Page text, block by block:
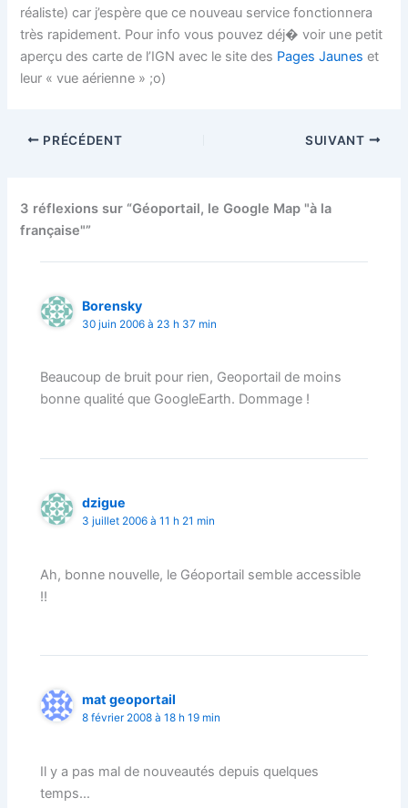
réaliste) car j’espère que ce nouveau service fonctionnera
très rapidement. Pour info vous pouvez déj� voir une petit
aperçu des carte de l’IGN avec le site des Pages Jaunes et
leur « vue aérienne » ;o)
PRÉCÉDENT SUIVANT
3 réflexions sur “Géoportail, le Google Map "à la
française"”
Borensky
30 juin 2006 à 23 h 37 min
Beaucoup de bruit pour rien, Geoportail de moins
bonne qualité que GoogleEarth. Dommage !
dzigue
3 juillet 2006 à 11 h 21 min
Ah, bonne nouvelle, le Géoportail semble accessible
!!
mat geoportail
8 février 2008 à 18 h 19 min
Il y a pas mal de nouveautés depuis quelques
temps…